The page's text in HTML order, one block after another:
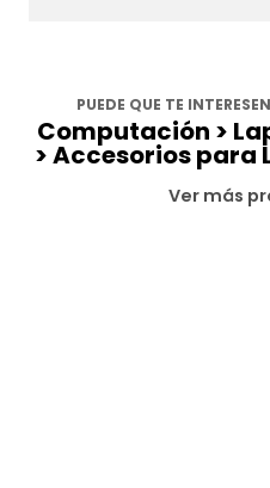
PUEDE QUE TE
Computación >
> Accesorios para
Ver más